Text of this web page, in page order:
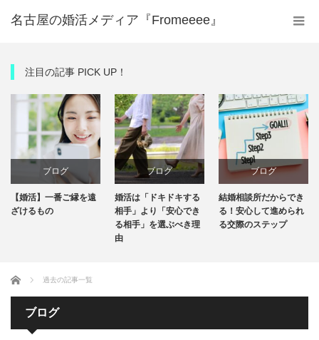
名古屋の婚活メディア『Fromeeee』
注目の記事 PICK UP！
ブログ
【婚活】一番ご縁を遠
ざけるもの
ブログ
婚活は「ドキドキする
相手」より「安心でき
る相手」を選ぶべき理
由
ブログ
結婚相談所だからでき
る！安心して進められ
る交際のステップ
ホーム 過去の記事一覧
ブログ